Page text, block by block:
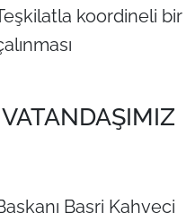
koordineli bir
Basri Kahveci